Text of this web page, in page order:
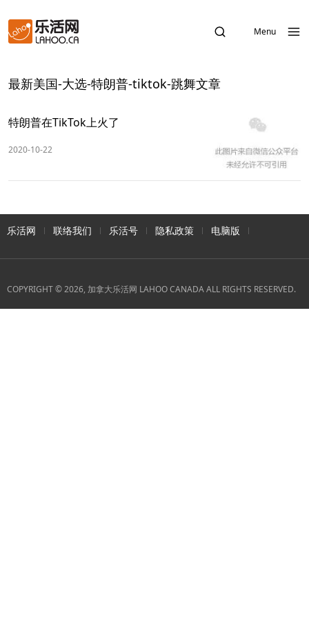
Menu
最新美国-大选-特朗普-tiktok-跳舞文章
特朗普在TikTok上火了
2020-10-22
乐活网 联络我们 乐活号 隐私政策 电脑版
COPYRIGHT © 2026, 加拿大乐活网 LAHOO CANADA ALL RIGHTS RESERVED.